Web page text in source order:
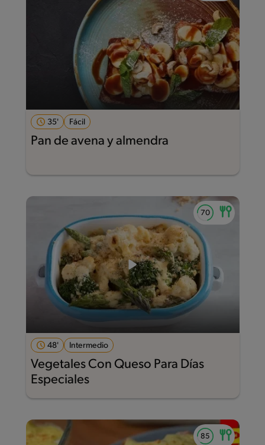
35' Fácil
Pan de avena y almendra
48' Intermedio
Vegetales Con Queso Para Días
Especiales